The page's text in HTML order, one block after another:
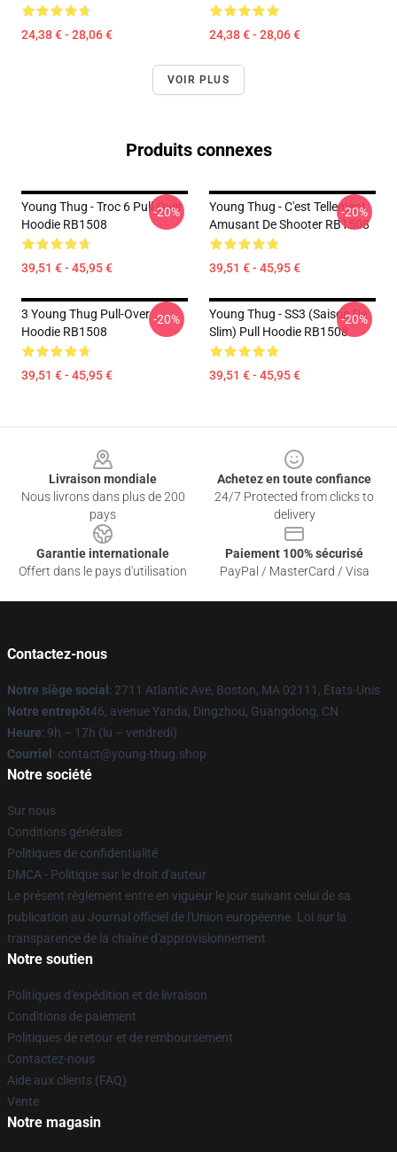
24,38 € - 28,06 € 24,38 € - 28,06 €
VOIR PLUS
Produits connexes
Young Thug - Troc 6 Pull-Over
Hoodie RB1508
39,51 € - 45,95 €
-20%
Young Thug - C'est Tellement
Amusant De Shooter RB1508
39,51 € - 45,95 €
-20%
3 Young Thug Pull-Over
Hoodie RB1508
39,51 € - 45,95 €
-20%
Young Thug - SS3 (Saison De
Slim) Pull Hoodie RB1508
39,51 € - 45,95 €
-20%
Livraison mondiale
Nous livrons dans plus de 200
pays
Achetez en toute confiance
24/7 Protected from clicks to
delivery
Garantie internationale
Offert dans le pays d'utilisation
Paiement 100% sécurisé
PayPal / MasterCard / Visa
Contactez-nous
Notre siège social : 2711 Atlantic Ave, Boston, MA 02111, États-Unis
Notre entrepôt46, avenue Yanda, Dingzhou, Guangdong, CN
Heure: 9h – 17h (lu – vendredi)
Courriel : contact@young-thug.shop
Notre société
Sur nous
Conditions générales
Politiques de confidentialité
DMCA - Politique sur le droit d'auteur
Le présent règlement entre en vigueur le jour suivant celui de sa
publication au Journal officiel de l'Union européenne. Loi sur la
transparence de la chaîne d'approvisionnement
Notre soutien
Politiques d'expédition et de livraison
Conditions de paiement
Politiques de retour et de remboursement
Contactez-nous
Aide aux clients (FAQ)
Vente
Notre magasin